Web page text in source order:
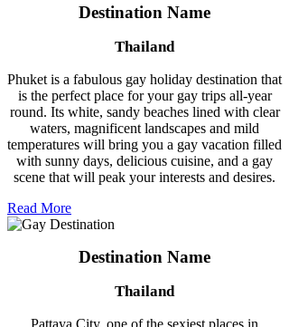
Destination Name
Thailand
Phuket is a fabulous gay holiday destination that
is the perfect place for your gay trips all-year
round. Its white, sandy beaches lined with clear
waters, magnificent landscapes and mild
temperatures will bring you a gay vacation filled
with sunny days, delicious cuisine, and a gay
scene that will peak your interests and desires.
Read More
Destination Name
Thailand
Pattaya City, one of the sexiest places in